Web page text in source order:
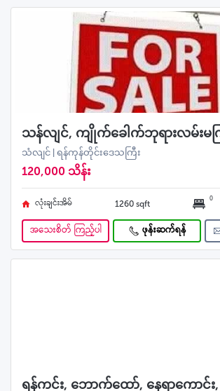
သံလျင် | ရန်ကုန်တိုင်းဒေသကြီး
120,000 သိန်း
လုံးချင်းအိမ် 1260 sqft 0
အသေးစိတ် ကြည့်ပါ ဖုန်းဆက်ရန်